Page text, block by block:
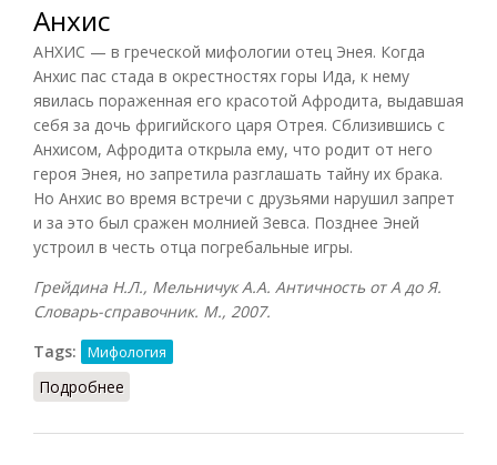
Анхис
АНХИС — в греческой мифологии отец Энея. Когда
Анхис пас стада в окрестностях горы Ида, к нему
явилась пораженная его красотой Афродита, выдавшая
себя за дочь фригийского царя Отрея. Сблизившись с
Анхисом, Афродита открыла ему, что родит от него
героя Энея, но запретила разглашать тайну их брака.
Но Анхис во время встречи с друзьями нарушил запрет
и за это был сражен молнией Зевса. Позднее Эней
устроил в честь отца погребальные игры.
Грейдина Н.Л., Мельничук А.А. Античность от А до Я.
Словарь-справочник. М., 2007.
Tags:
Мифология
Подробнее